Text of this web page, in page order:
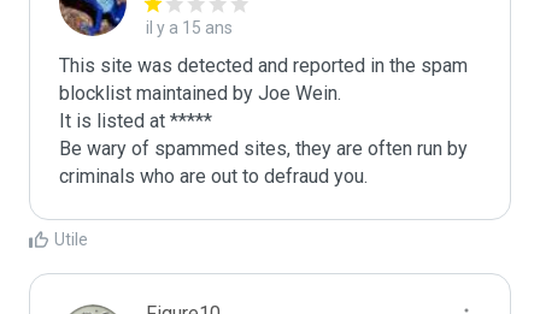
il y a 15 ans
This site was detected and reported in the spam
blocklist maintained by Joe Wein.
It is listed at *****
Be wary of spammed sites, they are often run by
criminals who are out to defraud you.
Utile